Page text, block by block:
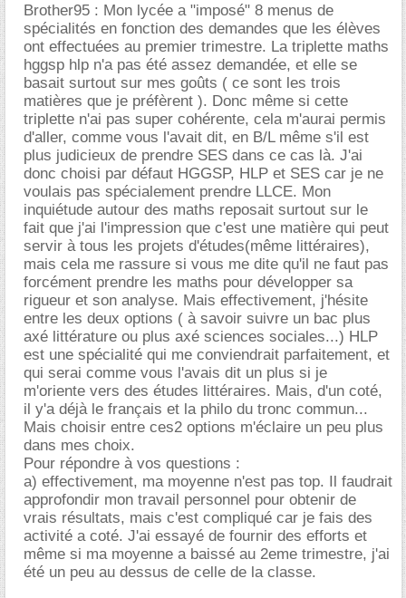
Brother95 : Mon lycée a "imposé" 8 menus de
spécialités en fonction des demandes que les élèves
ont effectuées au premier trimestre. La triplette maths
hggsp hlp n'a pas été assez demandée, et elle se
basait surtout sur mes goûts ( ce sont les trois
matières que je préfèrent ). Donc même si cette
triplette n'ai pas super cohérente, cela m'aurai permis
d'aller, comme vous l'avait dit, en B/L même s'il est
plus judicieux de prendre SES dans ce cas là. J'ai
donc choisi par défaut HGGSP, HLP et SES car je ne
voulais pas spécialement prendre LLCE. Mon
inquiétude autour des maths reposait surtout sur le
fait que j'ai l'impression que c'est une matière qui peut
servir à tous les projets d'études(même littéraires),
mais cela me rassure si vous me dite qu'il ne faut pas
forcément prendre les maths pour développer sa
rigueur et son analyse. Mais effectivement, j'hésite
entre les deux options ( à savoir suivre un bac plus
axé littérature ou plus axé sciences sociales...) HLP
est une spécialité qui me conviendrait parfaitement, et
qui serai comme vous l'avais dit un plus si je
m'oriente vers des études littéraires. Mais, d'un coté,
il y'a déjà le français et la philo du tronc commun...
Mais choisir entre ces2 options m'éclaire un peu plus
dans mes choix.
Pour répondre à vos questions :
a) effectivement, ma moyenne n'est pas top. Il faudrait
approfondir mon travail personnel pour obtenir de
vrais résultats, mais c'est compliqué car je fais des
activité a coté. J'ai essayé de fournir des efforts et
même si ma moyenne a baissé au 2eme trimestre, j'ai
été un peu au dessus de celle de la classe.